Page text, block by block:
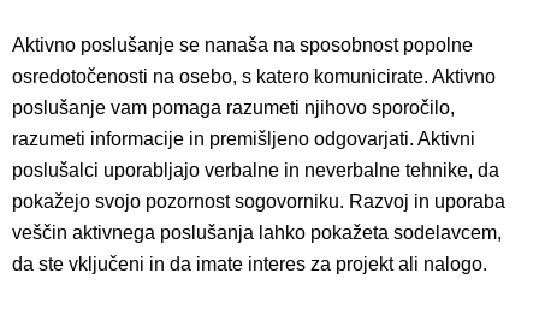
Aktivno poslušanje se nanaša na sposobnost popolne
osredotočenosti na osebo, s katero komunicirate. Aktivno
poslušanje vam pomaga razumeti njihovo sporočilo,
razumeti informacije in premišljeno odgovarjati. Aktivni
poslušalci uporabljajo verbalne in neverbalne tehnike, da
pokažejo svojo pozornost sogovorniku. Razvoj in uporaba
veščin aktivnega poslušanja lahko pokažeta sodelavcem,
da ste vključeni in da imate interes za projekt ali nalogo.